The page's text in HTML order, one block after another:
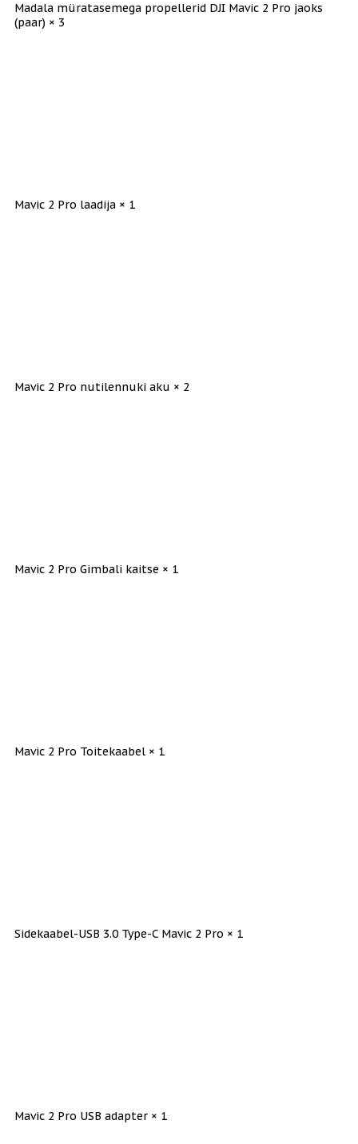
Madala müratasemega propellerid DJI Mavic 2 Pro jaoks
(paar) × 3
Mavic 2 Pro laadija × 1
Mavic 2 Pro nutilennuki aku × 2
Mavic 2 Pro Gimbali kaitse × 1
Mavic 2 Pro Toitekaabel × 1
Sidekaabel-USB 3.0 Type-C Mavic 2 Pro × 1
Mavic 2 Pro USB adapter × 1